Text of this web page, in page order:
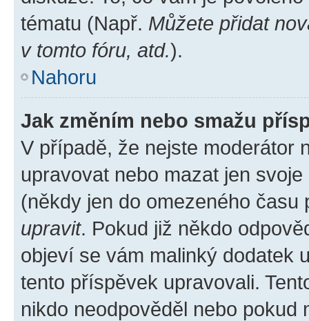
tématu (Např. Můžete přidat
v tomto fóru, atd.).
Nahoru
Jak změním nebo smažu
V případě, že nejste moderátor
upravovat nebo mazat jen
(někdy jen do omezeného
upravit. Pokud již někdo
objeví se vám malinký dodatek
tento příspěvek upravovali.
nikdo neodpověděl nebo pokud